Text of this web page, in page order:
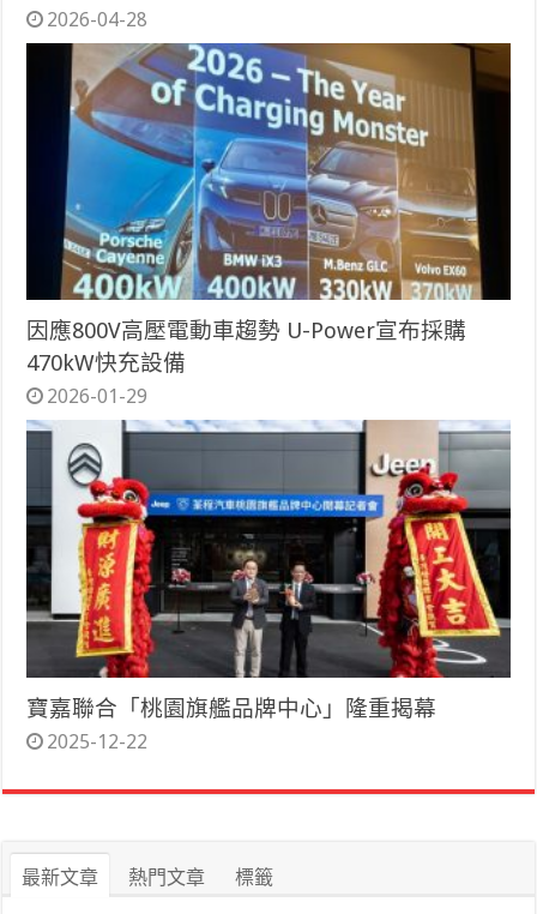
2026-04-28
因應800V高壓電動車趨勢 U-Power宣布採購
470kW快充設備
2026-01-29
寶嘉聯合「桃園旗艦品牌中心」隆重揭幕
2025-12-22
最新文章 熱門文章 標籤